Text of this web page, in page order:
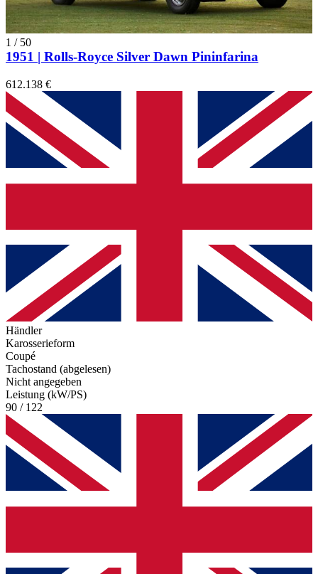
1 / 50
1951 | Rolls-Royce Silver Dawn Pininfarina
612.138 €
Händler
Karosserieform
Coupé
Tachostand (abgelesen)
Nicht angegeben
Leistung (kW/PS)
90 / 122